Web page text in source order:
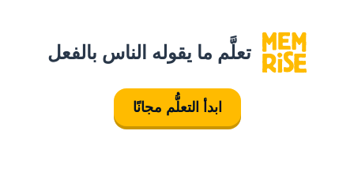
تعلَّم ما يقوله الناس بالفعل
ابدأ التعلُّم مجانًا